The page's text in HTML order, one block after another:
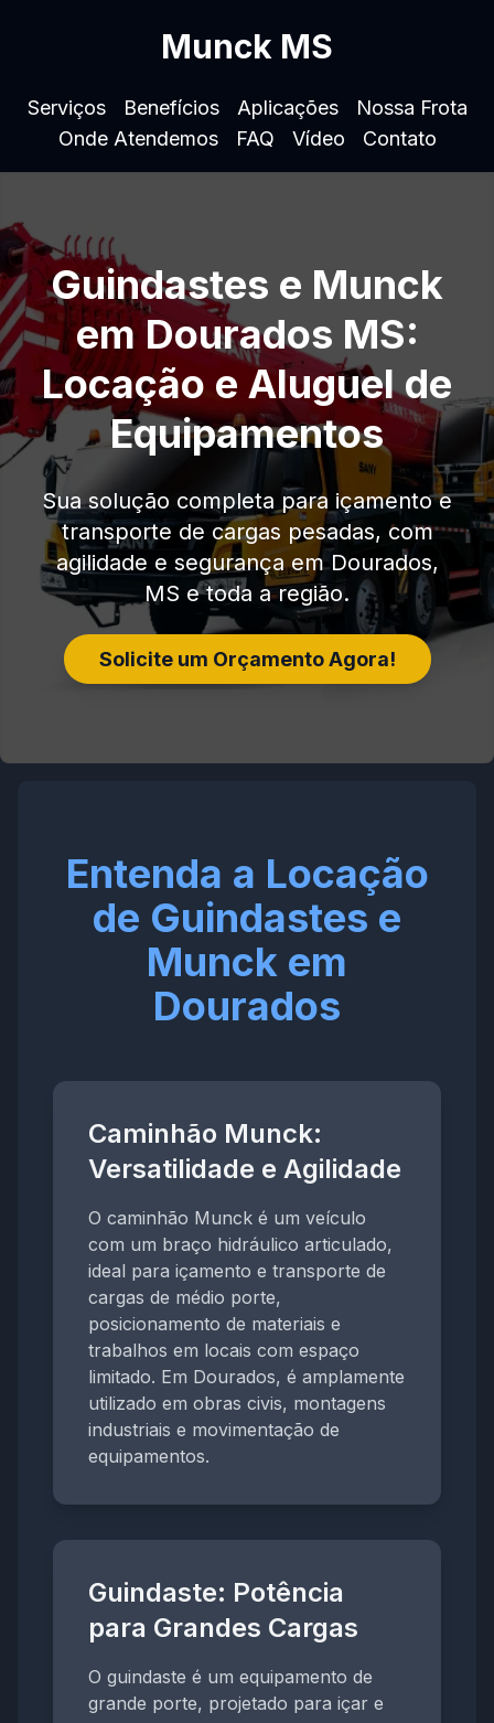
Munck MS
Serviços Benefícios Aplicações
Nossa Frota
Onde Atendemos
FAQ Vídeo Contato
Guindastes e Munck
em Dourados MS:
Locação e Aluguel de
Equipamentos
Sua solução completa para içamento e
transporte de cargas pesadas, com
agilidade e segurança em Dourados,
MS e toda a região.
Solicite um Orçamento Agora!
Entenda a Locação
de Guindastes e
Munck em
Dourados
Caminhão Munck:
Versatilidade e Agilidade
O caminhão Munck é um veículo
com um braço hidráulico articulado,
ideal para içamento e transporte de
cargas de médio porte,
posicionamento de materiais e
trabalhos em locais com espaço
limitado. Em Dourados, é amplamente
utilizado em obras civis, montagens
industriais e movimentação de
equipamentos.
Guindaste: Potência
para Grandes Cargas
O guindaste é um equipamento de
grande porte, projetado para içar e